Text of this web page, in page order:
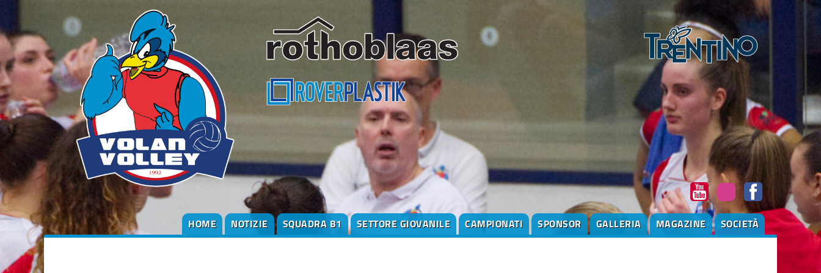
HOME NOTIZIE SQUADRA B1 SETTORE GIOVANILE CAMPIONATI SPONSOR GALLERIA MAGAZINE SOCIETÀ